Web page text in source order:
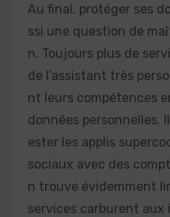
Au final, protéger ses
ssi une question de
n. Toujours plus de
de l’assistant très
nt leurs compétences
données personnelles.
ester les applis
sociaux avec des
n trouve évidemment
services carburent aux